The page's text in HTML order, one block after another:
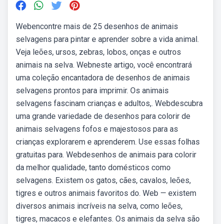
Webencontre mais de 25 desenhos de animais
selvagens para pintar e aprender sobre a vida animal.
Veja leões, ursos, zebras, lobos, onças e outros
animais na selva. Webneste artigo, você encontrará
uma coleção encantadora de desenhos de animais
selvagens prontos para imprimir. Os animais
selvagens fascinam crianças e adultos,. Webdescubra
uma grande variedade de desenhos para colorir de
animais selvagens fofos e majestosos para as
crianças explorarem e aprenderem. Use essas folhas
gratuitas para. Webdesenhos de animais para colorir
da melhor qualidade, tanto domésticos como
selvagens. Existem os gatos, cães, cavalos, leões,
tigres e outros animais favoritos do. Web — existem
diversos animais incríveis na selva, como leões,
tigres, macacos e elefantes. Os animais da selva são